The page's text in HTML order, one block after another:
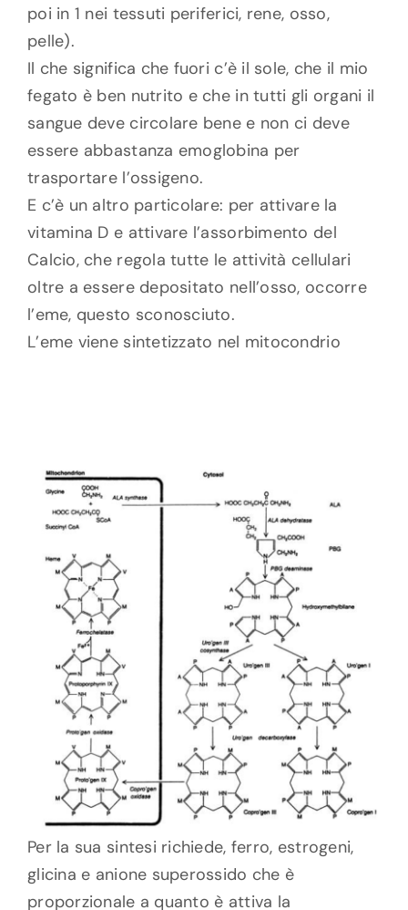
poi in 1 nei tessuti periferici, rene, osso,
pelle).
Il che significa che fuori c’è il sole, che il mio
fegato è ben nutrito e che in tutti gli organi il
sangue deve circolare bene e non ci deve
essere abbastanza emoglobina per
trasportare l’ossigeno.
E c’è un altro particolare: per attivare la
vitamina D e attivare l’assorbimento del
Calcio, che regola tutte le attività cellulari
oltre a essere depositato nell’osso, occorre
l’eme, questo sconosciuto.
L’eme viene sintetizzato nel mitocondrio
Per la sua sintesi richiede, ferro, estrogeni,
glicina e anione superossido che è
proporzionale a quanto è attiva la